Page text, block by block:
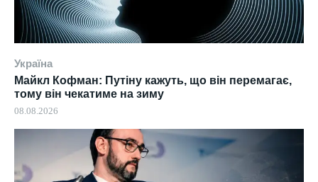
Україна
Майкл Кофман: Путіну кажуть, що він перемагає,
тому він чекатиме на зиму
08.08.2026